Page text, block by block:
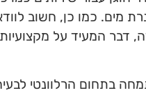
מים. כמו כן, חשוב
המעיד על מקצועיות
בתחום הרלוונטי